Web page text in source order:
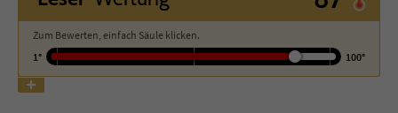
Zum Bewerten, einfach Säule klicken.
1°
100°
Name tx_pwcomments_ahash
Anbieter